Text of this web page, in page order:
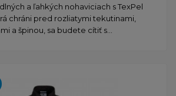
a ľahkých nohaviciach s TexPel
chráni pred rozliatymi tekutinami,
a špinou, sa budete cítiť s...